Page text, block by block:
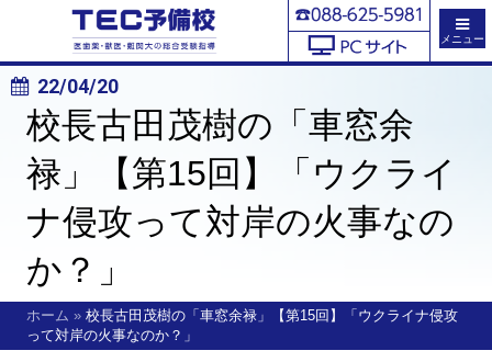
メニュー
22/04/20
校長古田茂樹の「車窓余
禄」【第15回】「ウクライ
ナ侵攻って対岸の火事なの
か？」
ホーム » 校長古田茂樹の「車窓余禄」【第15回】「ウクライナ侵攻
って対岸の火事なのか？」